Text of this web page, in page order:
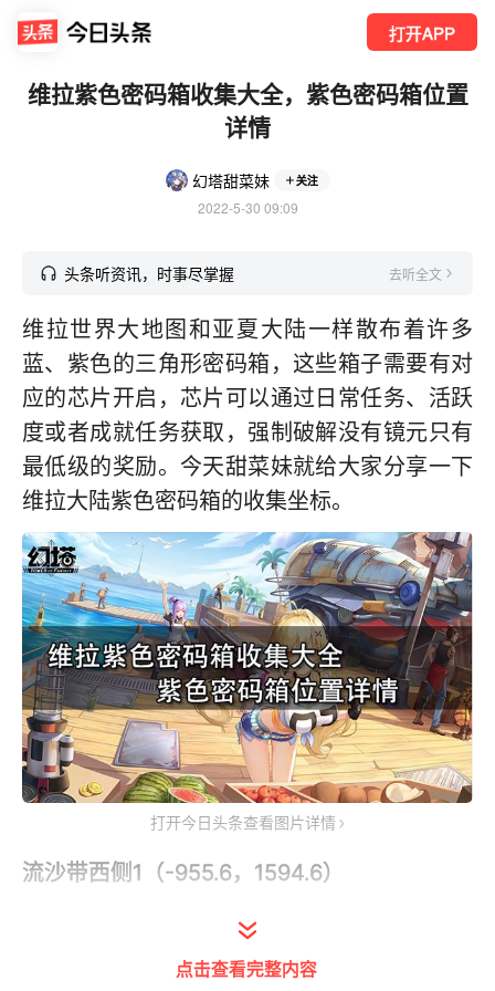
打开APP
维拉紫色密码箱收集大全，紫色密码箱位置
详情
幻塔甜菜妹 关注
2022-5-30 09:09
头条听资讯，时事尽掌握 去听全文
维拉世界大地图和亚夏大陆一样散布着许多
蓝、紫色的三角形密码箱，这些箱子需要有对
应的芯片开启，芯片可以通过日常任务、活跃
度或者成就任务获取，强制破解没有镜元只有
最低级的奖励。今天甜菜妹就给大家分享一下
维拉大陆紫色密码箱的收集坐标。
打开今日头条查看图片详情
流沙带西侧1（-955.6，1594.6）
点击查看完整内容